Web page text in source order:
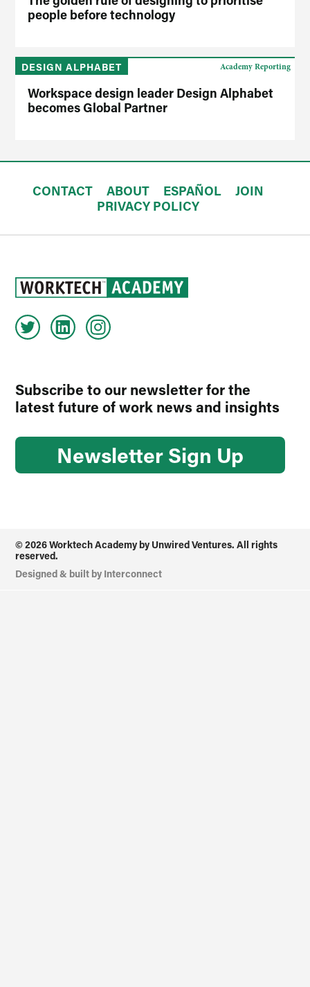
people before technology
DESIGN ALPHABET
Workspace design leader Design Alphabet
becomes Global Partner
Academy Reporting
CONTACT ABOUT ESPAÑOL
JOIN
PRIVACY POLICY
Subscribe to our newsletter for the
latest future of work news and insights
Newsletter Sign Up
© 2026 Worktech Academy by Unwired Ventures. All rights
reserved.
Designed & built by Interconnect